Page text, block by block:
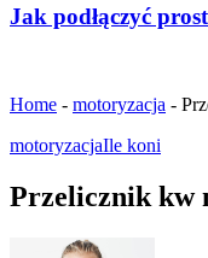
Jak podłączyć
Home - motoryzacja -
motoryzacjaIle koni
Przelicznik kw